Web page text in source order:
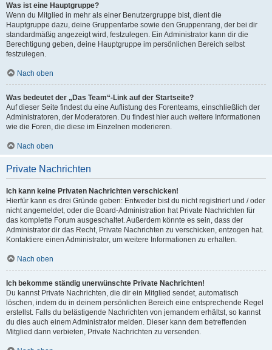
Was ist eine Hauptgruppe?
Wenn du Mitglied in mehr als einer Benutzergruppe bist, dient die
Hauptgruppe dazu, deine Gruppenfarbe sowie den Gruppenrang, der bei dir
standardmäßig angezeigt wird, festzulegen. Ein Administrator kann dir die
Berechtigung geben, deine Hauptgruppe im persönlichen Bereich selbst
festzulegen.
Nach oben
Was bedeutet der „Das Team“-Link auf der Startseite?
Auf dieser Seite findest du eine Auflistung des Forenteams, einschließlich der
Administratoren, der Moderatoren. Du findest hier auch weitere Informationen
wie die Foren, die diese im Einzelnen moderieren.
Nach oben
Private Nachrichten
Ich kann keine Privaten Nachrichten verschicken!
Hierfür kann es drei Gründe geben: Entweder bist du nicht registriert und / oder
nicht angemeldet, oder die Board-Administration hat Private Nachrichten für
das komplette Forum ausgeschaltet. Außerdem könnte es sein, dass der
Administrator dir das Recht, Private Nachrichten zu verschicken, entzogen hat.
Kontaktiere einen Administrator, um weitere Informationen zu erhalten.
Nach oben
Ich bekomme ständig unerwünschte Private Nachrichten!
Du kannst Private Nachrichten, die dir ein Mitglied sendet, automatisch
löschen, indem du in deinem persönlichen Bereich eine entsprechende Regel
erstellst. Falls du belästigende Nachrichten von jemandem erhältst, so kannst
du dies auch einem Administrator melden. Dieser kann dem betreffenden
Mitglied dann verbieten, Private Nachrichten zu versenden.